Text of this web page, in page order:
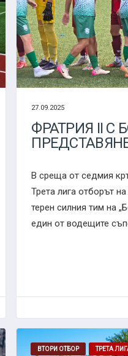
27.09.2025
ФРАТРИЯ II С
В среща от седмия
Трета лига отборът
терен силния тим на
един от водещите
ВТОРИ ОТБОР ТРЕТА